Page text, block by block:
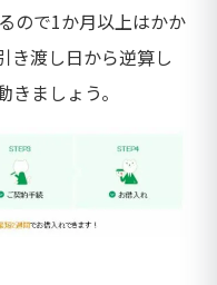
ので1か月以上はかか
き渡し日から逆算し
ましょう。